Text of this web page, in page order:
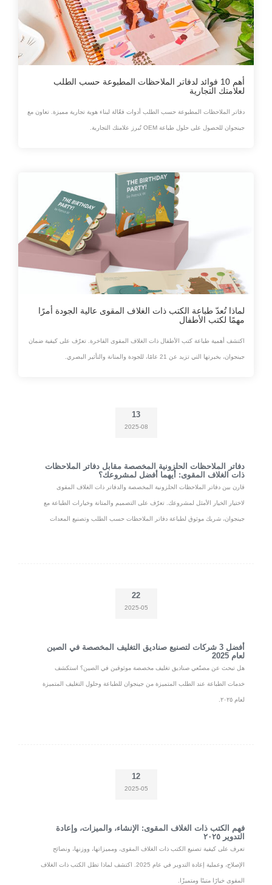
أهم 10 فوائد لدفاتر الملاحظات المطبوعة حسب الطلب
لعلامتك التجارية
دفاتر الملاحظات المطبوعة حسب الطلب أدوات فعّالة لبناء هوية تجارية مميزة. تعاون مع
جينجوان للحصول على حلول طباعة OEM تُبرز علامتك التجارية.
لماذا تُعدّ طباعة الكتب ذات الغلاف المقوى عالية الجودة أمرًا
مهمًا لكتب الأطفال
اكتشف أهمية طباعة كتب الأطفال ذات الغلاف المقوى الفاخرة. تعرّف على كيفية ضمان
جينجوان، بخبرتها التي تزيد عن 21 عامًا، للجودة والمتانة والتأثير البصري.
13
2025-08
دفاتر الملاحظات الحلزونية المخصصة مقابل دفاتر الملاحظات
ذات الغلاف المقوى: أيهما أفضل لمشروعك؟
قارن بين دفاتر الملاحظات الحلزونية المخصصة والدفاتر ذات الغلاف المقوى
لاختيار الخيار الأمثل لمشروعك. تعرّف على التصميم والمتانة وخيارات الطباعة مع
جينجوان، شريك موثوق لطباعة دفاتر الملاحظات حسب الطلب وتصنيع المعدات
22
2025-05
أفضل 3 شركات لتصنيع صناديق التغليف المخصصة في الصين
لعام 2025
هل تبحث عن مصنّعي صناديق تغليف مخصصة موثوقين في الصين؟ استكشف
خدمات الطباعة عند الطلب المتميزة من جينجوان للطباعة وحلول التغليف المتميزة
لعام ٢٠٢٥.
12
2025-05
فهم الكتب ذات الغلاف المقوى: الإنشاء، والميزات، وإعادة
التدوير ٢٠٢٥
تعرف على كيفية تصنيع الكتب ذات الغلاف المقوى، ومميزاتها، ووزنها، ونصائح
الإصلاح، وعملية إعادة التدوير في عام 2025. اكتشف لماذا تظل الكتب ذات الغلاف
المقوى خيارًا متينًا ومتميزًا.